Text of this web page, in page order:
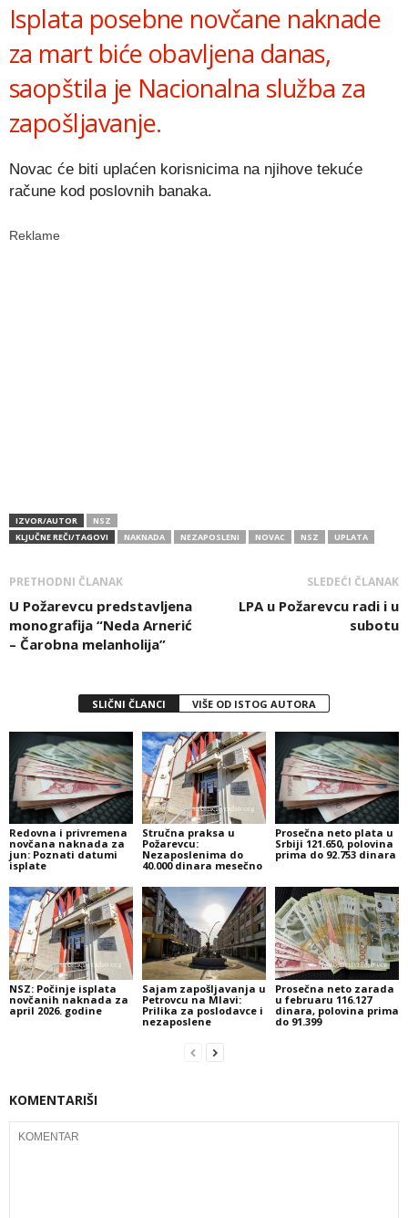
Isplata posebne novčane naknade
za mart biće obavljena danas,
saopštila je Nacionalna služba za
zapošljavanje.
Novac će biti uplaćen korisnicima na njihove tekuće
račune kod poslovnih banaka.
Reklame
IZVOR/AUTOR
NSZ
KLJUČNE REČI/TAGOVI
NAKNADA NEZAPOSLENI NOVAC NSZ UPLATA
PRETHODNI ČLANAK
U Požarevcu predstavljena
monografija “Neda Arnerić
– Čarobna melanholija”
SLEDEĆI ČLANAK
LPA u Požarevcu radi i u
subotu
SLIČNI ČLANCI VIŠE OD ISTOG AUTORA
Redovna i privremena
novčana naknada za
jun: Poznati datumi
isplate
Stručna praksa u
Požarevcu:
Nezaposlenima do
40.000 dinara mesečno
Prosečna neto plata u
Srbiji 121.650, polovina
prima do 92.753 dinara
NSZ: Počinje isplata
novčanih naknada za
april 2026. godine
Sajam zapošljavanja u
Petrovcu na Mlavi:
Prilika za poslodavce i
nezaposlene
Prosečna neto zarada
u februaru 116.127
dinara, polovina prima
do 91.399
KOMENTARIŠI